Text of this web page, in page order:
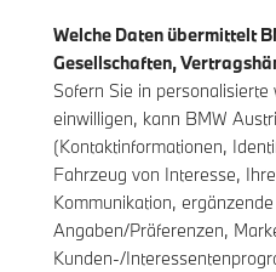
Welche Daten übermittelt
Gesellschaften,
Sofern Sie in
einwilligen, kann BMW
(Kontaktinformationen,
Fahrzeug von Interesse,
Kommunikation,
Angaben/Präferenzen,
Kunden-/